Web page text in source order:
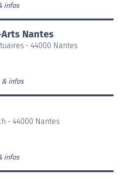
infos
Arts Nantes
- 44000 Nantes
& infos
- 44000 Nantes
infos